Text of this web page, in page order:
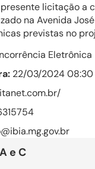
licitação a
na Avenida
previstas no
Eletrônica
22/03/2024 08:30
e C